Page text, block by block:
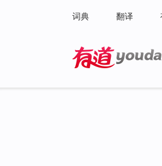
词典 翻译